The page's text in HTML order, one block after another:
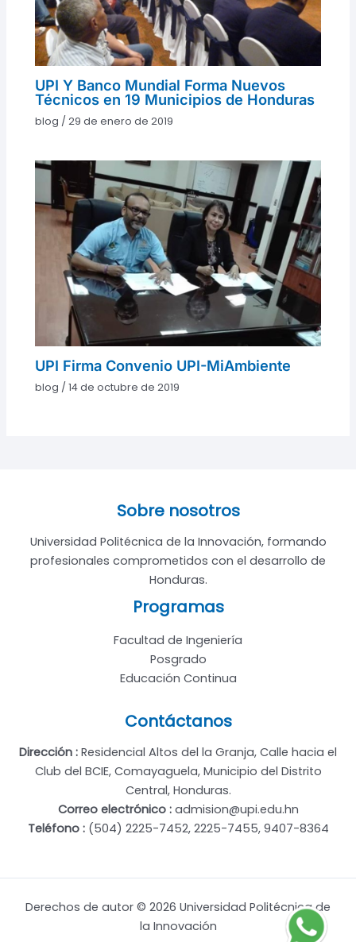
UPI Y Banco Mundial Forma Nuevos
Técnicos en 19 Municipios de Honduras
blog /29 de enero de 2019
UPI Firma Convenio UPI-MiAmbiente
blog /14 de octubre de 2019
Sobre nosotros
Universidad Politécnica de la Innovación, formando
profesionales comprometidos con el desarrollo de
Honduras.
Programas
Facultad de Ingeniería
Posgrado
Educación Continua
Contáctanos
Dirección : Residencial Altos del la Granja, Calle hacia el
Club del BCIE, Comayaguela, Municipio del Distrito
Central, Honduras.
Correo electrónico :admision@upi.edu.hn
Teléfono :(504) 2225-7452, 2225-7455, 9407-8364
Derechos de autor © 2026 Universidad Politécnica de
la Innovación